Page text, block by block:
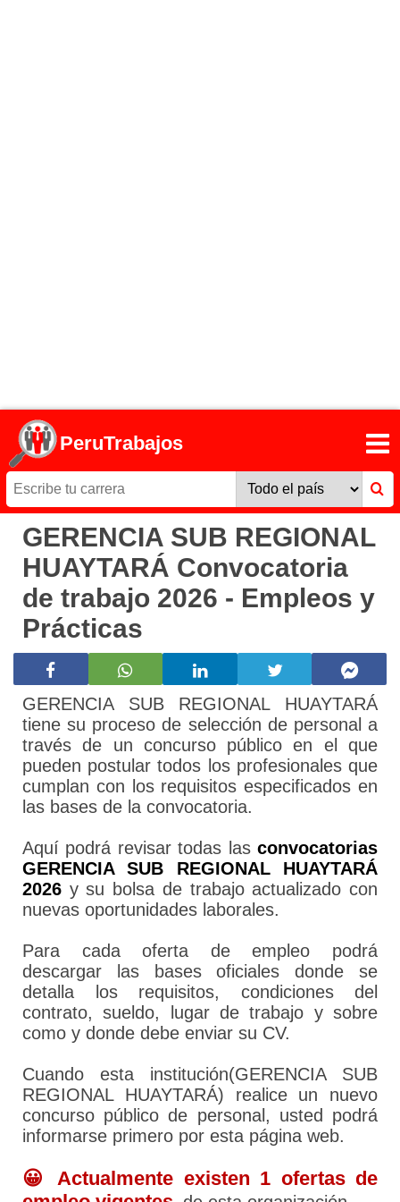
PeruTrabajos
GERENCIA SUB REGIONAL
HUAYTARÁ Convocatoria
de trabajo 2026 - Empleos y
Prácticas
GERENCIA SUB REGIONAL HUAYTARÁ
tiene su proceso de selección de personal a
través de un concurso público en el que
pueden postular todos los profesionales que
cumplan con los requisitos especificados en
las bases de la convocatoria.
Aquí podrá revisar todas las convocatorias
GERENCIA SUB REGIONAL HUAYTARÁ
2026 y su bolsa de trabajo actualizado con
nuevas oportunidades laborales.
Para cada oferta de empleo podrá
descargar las bases oficiales donde se
detalla los requisitos, condiciones del
contrato, sueldo, lugar de trabajo y sobre
como y donde debe enviar su CV.
Cuando esta institución(GERENCIA SUB
REGIONAL HUAYTARÁ) realice un nuevo
concurso público de personal, usted podrá
informarse primero por esta página web.
😀 Actualmente existen 1 ofertas de